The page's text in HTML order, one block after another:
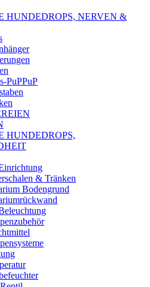
HUNDEDROPS, NERVEN &
PuPPuP
HUNDEDROPS,
& Tränken
Bodengrund